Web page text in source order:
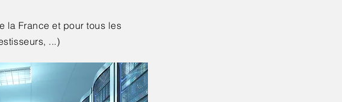
la France et pour tous les
...)